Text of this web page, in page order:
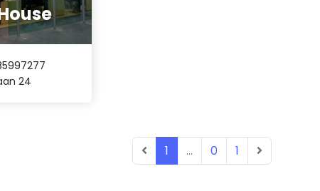
24
1 ... 0 1